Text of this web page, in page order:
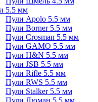
5.5 мм
Пули Apolo 5.5 мм
Пули Borner 5.5 мм
Пули Crosman 5.5 мм
Пули GAMO 5.5 мм
Пули H&N 5.5 мм
Пули JSB 5.5 мм
Пули Rifle 5.5 мм
Пули RWS 5.5 мм
Пули Stalker 5.5 мм
Пули Люман 5.5 мм